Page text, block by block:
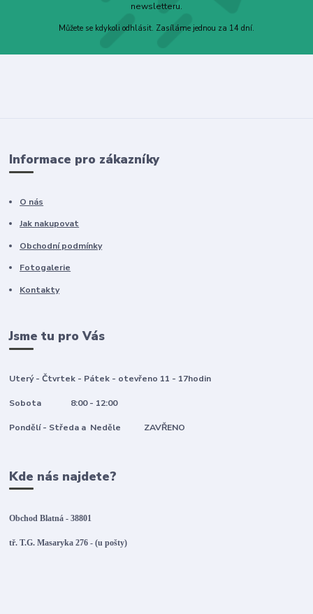
newsletteru.
Můžete se kdykoli odhlásit. Zasíláme jednou za 14 dní.
Informace pro zákazníky
O nás
Jak nakupovat
Obchodní podmínky
Fotogalerie
Kontakty
Jsme tu pro Vás
Uterý - Čtvrtek - Pátek - otevřeno 11 - 17hodin
Sobota 8:00 - 12:00
Pondělí - Středa a Neděle ZAVŘENO
Kde nás najdete?
Obchod Blatná - 38801
tř. T.G. Masaryka 276 - (u pošty)